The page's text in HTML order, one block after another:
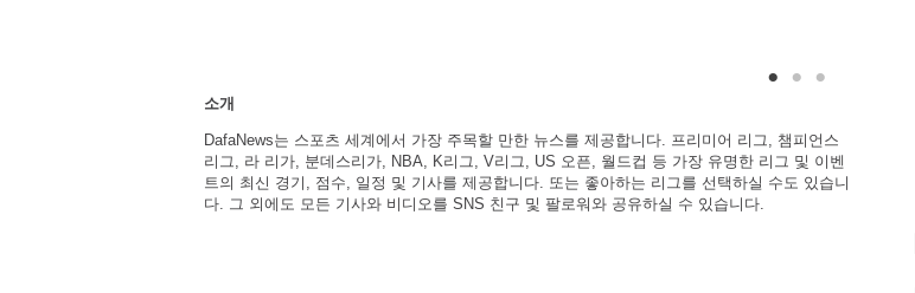
소개
DafaNews는 스포츠 세계에서 가장 주목할 만한 뉴스를 제공합니다. 프리미어 리그, 챔피언스
리그, 라 리가, 분데스리가, NBA, K리그, V리그, US 오픈, 월드컵 등 가장 유명한 리그 및 이벤
트의 최신 경기, 점수, 일정 및 기사를 제공합니다. 또는 좋아하는 리그를 선택하실 수도 있습니
다. 그 외에도 모든 기사와 비디오를 SNS 친구 및 팔로워와 공유하실 수 있습니다.